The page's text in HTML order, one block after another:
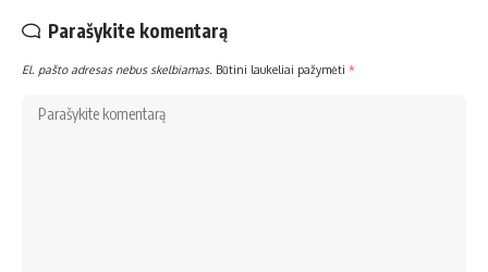
Parašykite komentarą
El. pašto adresas nebus skelbiamas. Būtini laukeliai pažymėti *